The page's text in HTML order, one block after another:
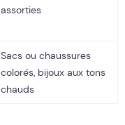
assorties
Sacs ou chaussures
colorés, bijoux aux tons
chauds